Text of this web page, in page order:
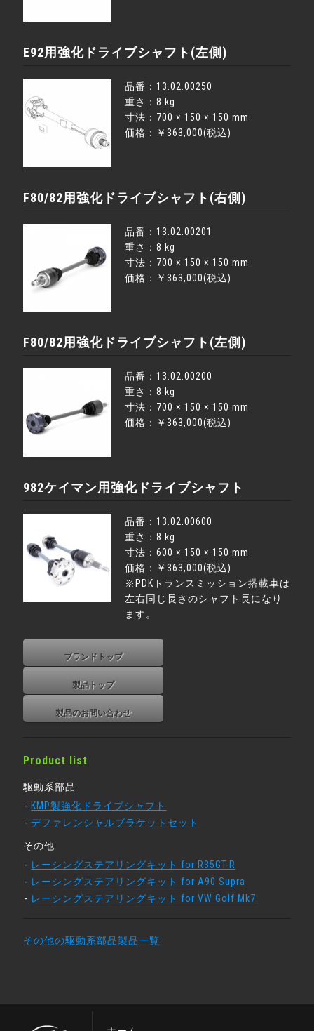
E92用強化ドライブシャフト(左側)
品番：13.02.00250
重さ：8 kg
寸法：700 × 150 × 150 mm
価格：￥363,000(税込)
F80/82用強化ドライブシャフト(右側)
品番：13.02.00201
重さ：8 kg
寸法：700 × 150 × 150 mm
価格：￥363,000(税込)
F80/82用強化ドライブシャフト(左側)
品番：13.02.00200
重さ：8 kg
寸法：700 × 150 × 150 mm
価格：￥363,000(税込)
982ケイマン用強化ドライブシャフト
品番：13.02.00600
重さ：8 kg
寸法：600 × 150 × 150 mm
価格：￥363,000(税込)
※PDKトランスミッション搭載車は
左右同じ長さのシャフト長になり
ます。
ブランドトップ
製品トップ
製品のお問い合わせ
Product list
駆動系部品
KMP製強化ドライブシャフト
デファレンシャルブラケットセット
その他
レーシングステアリングキット for R35GT-R
レーシングステアリングキット for A90 Supra
レーシングステアリングキット for VW Golf Mk7
その他の駆動系部品製品一覧